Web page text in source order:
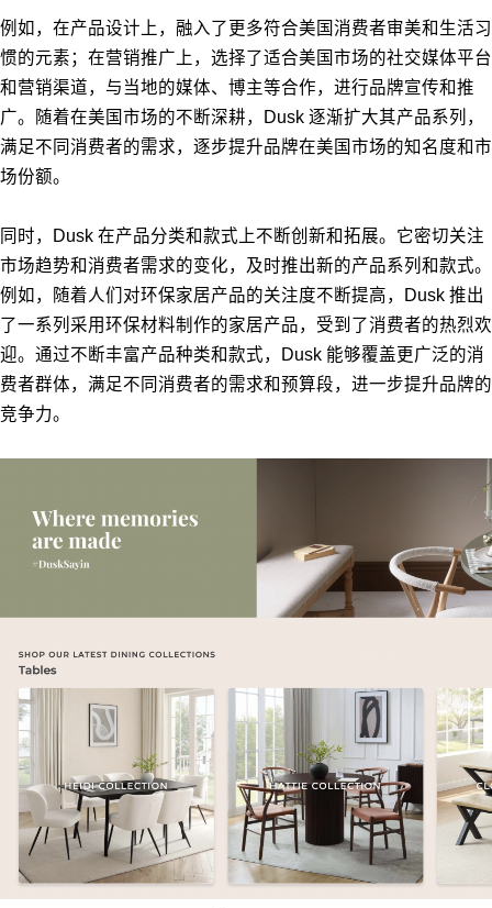
例如，在产品设计上，融入了更多符合美国消费者审美和生活习
惯的元素；在营销推广上，选择了适合美国市场的社交媒体平台
和营销渠道，与当地的媒体、博主等合作，进行品牌宣传和推
广。随着在美国市场的不断深耕，Dusk 逐渐扩大其产品系列，
满足不同消费者的需求，逐步提升品牌在美国市场的知名度和市
场份额。
同时，Dusk 在产品分类和款式上不断创新和拓展。它密切关注
市场趋势和消费者需求的变化，及时推出新的产品系列和款式。
例如，随着人们对环保家居产品的关注度不断提高，Dusk 推出
了一系列采用环保材料制作的家居产品，受到了消费者的热烈欢
迎。通过不断丰富产品种类和款式，Dusk 能够覆盖更广泛的消
费者群体，满足不同消费者的需求和预算段，进一步提升品牌的
竞争力。